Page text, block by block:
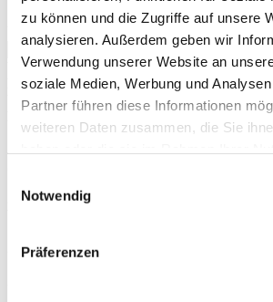
zu können und die Zugriffe auf unsere
analysieren. Außerdem geben wir
Verwendung unserer Website an
soziale Medien, Werbung und
Partner führen diese Informationen
weiteren Daten zusammen, die Sie
Notwendig
Präferenzen
* Plichtfeld
VOLLTEXTSUCHE
WETTER & WASSERTEMPERATUR
Heute
Vereinzelte Regenfälle in der Umgebung 24°C
26°C
27°CWaginger Segelclub